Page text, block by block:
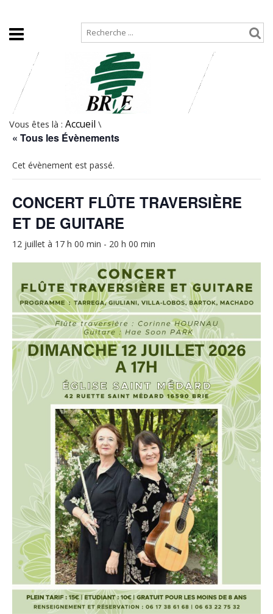
Vous êtes là : Accueil \
« Tous les Évènements
Cet évènement est passé.
CONCERT FLÛTE TRAVERSIÈRE
ET DE GUITARE
12 juillet à 17 h 00 min - 20 h 00 min